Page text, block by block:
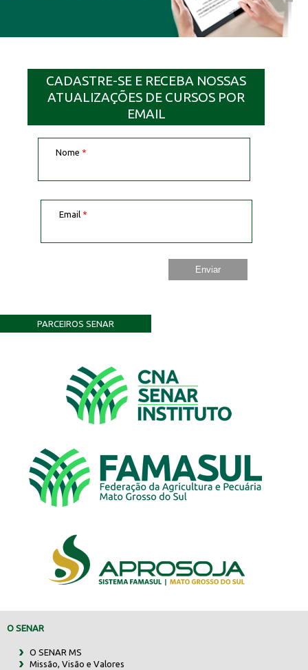
CADASTRE-SE E RECEBA NOSSAS
ATUALIZAÇÕES DE CURSOS POR
EMAIL
Nome *
Email *
PARCEIROS SENAR
O SENAR
O SENAR MS
Missão, Visão e Valores